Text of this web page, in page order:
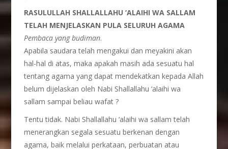
RASULULLAH SHALLALLAHU ‘ALAIHI WA SALLAM
TELAH MENJELASKAN PULA SELURUH AGAMA
Pembaca yang budiman.
Apabila saudara telah mengakui dan meyakini akan
hal-hal di atas, maka apakah masih ada sesuatu hal
tentang agama yang dapat mendekatkan kepada Allah
belum dijelaskan oleh Nabi Shallallahu ‘alaihi wa
sallam sampai beliau wafat ?
Tentu tidak. Nabi Shallallahu ‘alaihi wa sallam telah
menerangkan segala sesuatu berkenan dengan
agama, baik melalui perkataan, perbuatan atau